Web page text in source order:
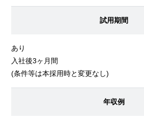
試用期間
あり
入社後3ヶ月間
(条件等は本採用時と変更なし)
年収例